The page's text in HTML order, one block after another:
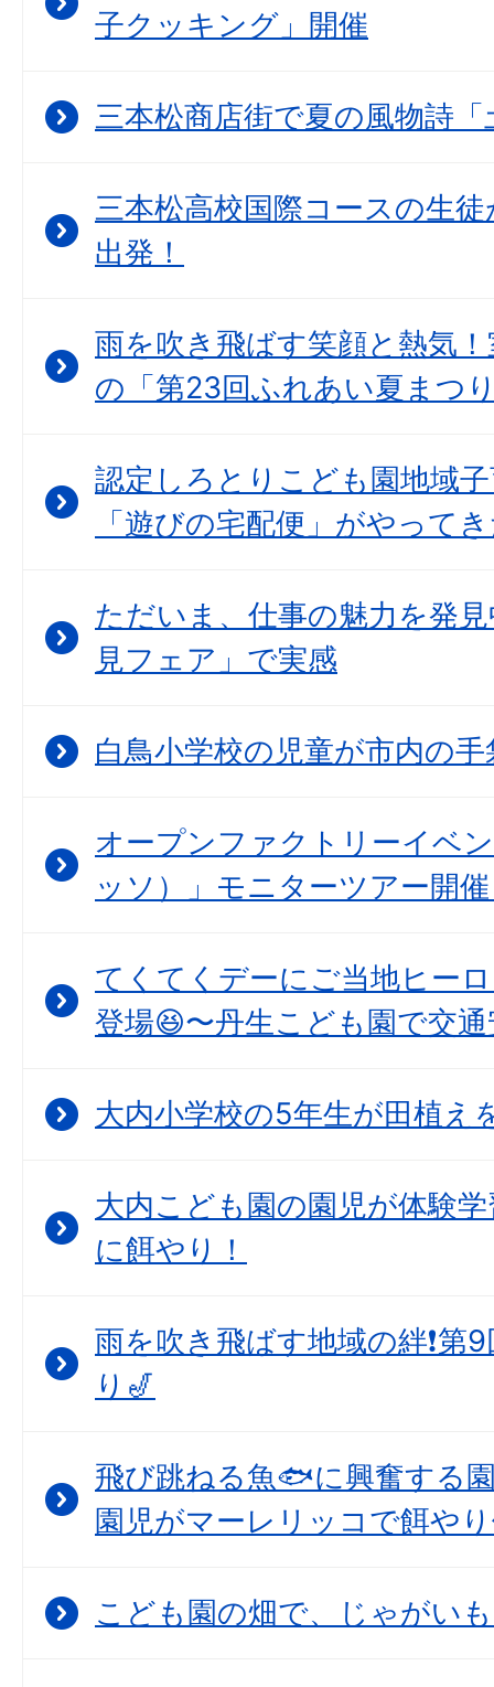
子クッキング」開催
三本松商店街で夏の風物詩
三本松高校国際コースの生
出発！
雨を吹き飛ばす笑顔と熱気
の「第23回ふれあい夏まつ
認定しろとりこども園地域
「遊びの宅配便」がやって
ただいま、仕事の魅力を発
見フェア」で実感
白鳥小学校の児童が市内の
オープンファクトリーイベ
ッソ）」モニターツアー開
てくてくデーにご当地ヒー
登場😆〜丹生こども園で交
大内小学校の5年生が田植え
大内こども園の園児が体験
に餌やり！
雨を吹き飛ばす地域の絆❗第
り🎷
飛び跳ねる魚🐟に興奮する
園児がマーレリッコで餌や
こども園の畑で、じゃがい